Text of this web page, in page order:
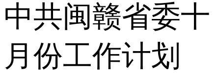
中共闽赣省委十
月份工作计划